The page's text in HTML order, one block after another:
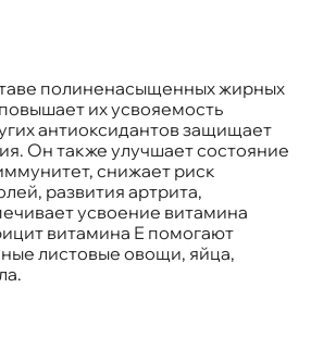
полиненасыщенных жирных
их усвояемость
антиоксидантов защищает
Он также улучшает состояние
снижает риск
развития артрита,
усвоение витамина
витамина Е помогают
листовые овощи, яйца,